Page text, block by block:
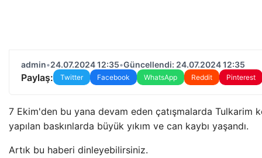
admin•24.07.2024 12:35•Güncellendi: 24.07.2024 12:35
Paylaş: Twitter Facebook WhatsApp Reddit Pinterest
7 Ekim'den bu yana devam eden çatışmalarda Tulkarim
yapılan baskınlarda büyük yıkım ve can kaybı yaşandı.
Artık bu haberi dinleyebilirsiniz.